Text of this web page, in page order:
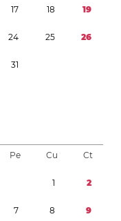
17 18 19
24 25 26
31
Pe Cu Ct
1 2
7 8 9